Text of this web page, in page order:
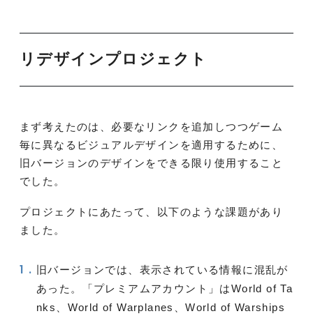
リデザインプロジェクト
まず考えたのは、必要なリンクを追加しつつゲーム
毎に異なるビジュアルデザインを適用するために、
旧バージョンのデザインをできる限り使用すること
でした。
プロジェクトにあたって、以下のような課題があり
ました。
旧バージョンでは、表示されている情報に混乱が
あった。「プレミアムアカウント」はWorld of Ta
nks、World of Warplanes、World of Warships